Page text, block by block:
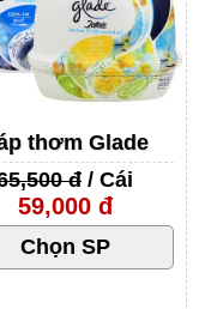
thơm Glade
đ / Cái
59,000 đ